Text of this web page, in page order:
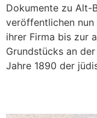
Dokumente zu Alt-
veröffentlichen nun
ihrer Firma bis zur
Grundstücks an
Jahre 1890 der